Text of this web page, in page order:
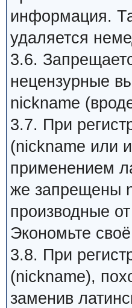
информация.
удаляется
3.6.
нецензурные
nickname
3.7. При
(nickname или
применением
же запрещены
производные
Экономьте
3.8. При
(nickname),
заменив